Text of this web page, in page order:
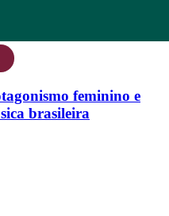
feminino e
brasileira